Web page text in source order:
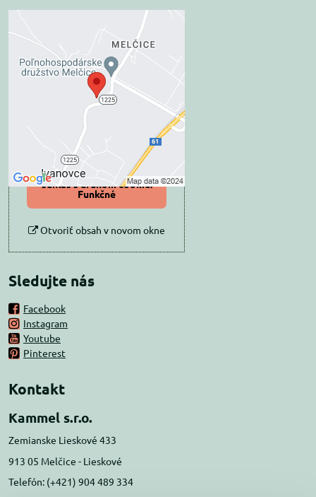
Externý obsah je
blokovaný Voľbami
súkromia
Prajete si načítať externý obsah?
Povoliť tentokrát
Povoliť a zapamätať -
súhlas s druhom cookie:
Funkčné
Otvoriť obsah v novom okne
Sledujte nás
Facebook
Instagram
Youtube
Pinterest
Kontakt
Kammel s.r.o.
Zemianske Lieskové 433
913 05 Melčice - Lieskové
Telefón: (+421) 904 489 334